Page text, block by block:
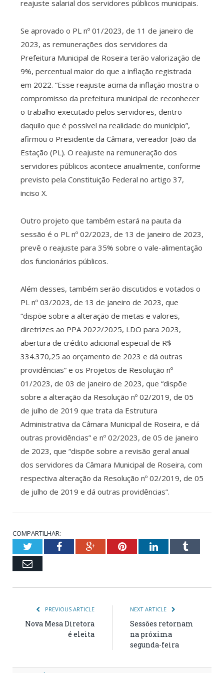
reajuste salarial dos servidores públicos municipais.
Se aprovado o PL nº 01/2023, de 11 de janeiro de
2023, as remunerações dos servidores da
Prefeitura Municipal de Roseira terão valorização de
9%, percentual maior do que a inflação registrada
em 2022. “Esse reajuste acima da inflação mostra o
compromisso da prefeitura municipal de reconhecer
o trabalho executado pelos servidores, dentro
daquilo que é possível na realidade do município”,
afirmou o Presidente da Câmara, vereador João da
Estação (PL). O reajuste na remuneração dos
servidores públicos acontece anualmente, conforme
previsto pela Constituição Federal no artigo 37,
inciso X.
Outro projeto que também estará na pauta da
sessão é o PL nº 02/2023, de 13 de janeiro de 2023,
prevê o reajuste para 35% sobre o vale-alimentação
dos funcionários públicos.
Além desses, também serão discutidos e votados o
PL nº 03/2023, de 13 de janeiro de 2023, que
“dispõe sobre a alteração de metas e valores,
diretrizes ao PPA 2022/2025, LDO para 2023,
abertura de crédito adicional especial de R$
334.370,25 ao orçamento de 2023 e dá outras
providências” e os Projetos de Resolução nº
01/2023, de 03 de janeiro de 2023, que “dispõe
sobre a alteração da Resolução nº 02/2019, de 05
de julho de 2019 que trata da Estrutura
Administrativa da Câmara Municipal de Roseira, e dá
outras providências” e nº 02/2023, de 05 de janeiro
de 2023, que “dispõe sobre a revisão geral anual
dos servidores da Câmara Municipal de Roseira, com
respectiva alteração da Resolução nº 02/2019, de 05
de julho de 2019 e dá outras providências”.
COMPARTILHAR:
TwitterFacebookGoogle+PinterestLinkedInTumblr
Email
PREVIOUS ARTICLE
Nova Mesa Diretora
é eleita
NEXT ARTICLE
Sessões retornam
na próxima
segunda-feira